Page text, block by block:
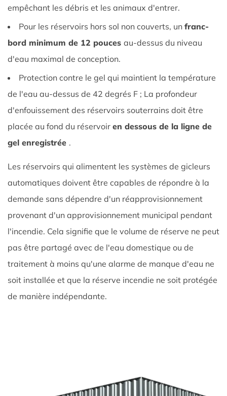
empêchant les débris et les animaux d'entrer.
Pour les réservoirs hors sol non couverts, un franc-
bord minimum de 12 pouces au-dessus du niveau
d'eau maximal de conception.
Protection contre le gel qui maintient la température
de l'eau au-dessus de 42 degrés F ; La profondeur
d'enfouissement des réservoirs souterrains doit être
placée au fond du réservoir en dessous de la ligne de
gel enregistrée .
Les réservoirs qui alimentent les systèmes de gicleurs
automatiques doivent être capables de répondre à la
demande sans dépendre d'un réapprovisionnement
provenant d'un approvisionnement municipal pendant
l'incendie. Cela signifie que le volume de réserve ne peut
pas être partagé avec de l'eau domestique ou de
traitement à moins qu'une alarme de manque d'eau ne
soit installée et que la réserve incendie ne soit protégée
de manière indépendante.